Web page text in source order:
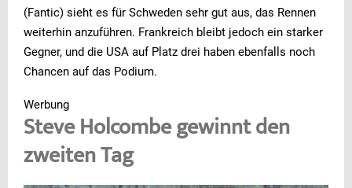
(Fantic) sieht es für Schweden sehr gut aus, das Rennen
weiterhin anzuführen. Frankreich bleibt jedoch ein starker
Gegner, und die USA auf Platz drei haben ebenfalls noch
Chancen auf das Podium.
Werbung
Steve Holcombe gewinnt den
zweiten Tag